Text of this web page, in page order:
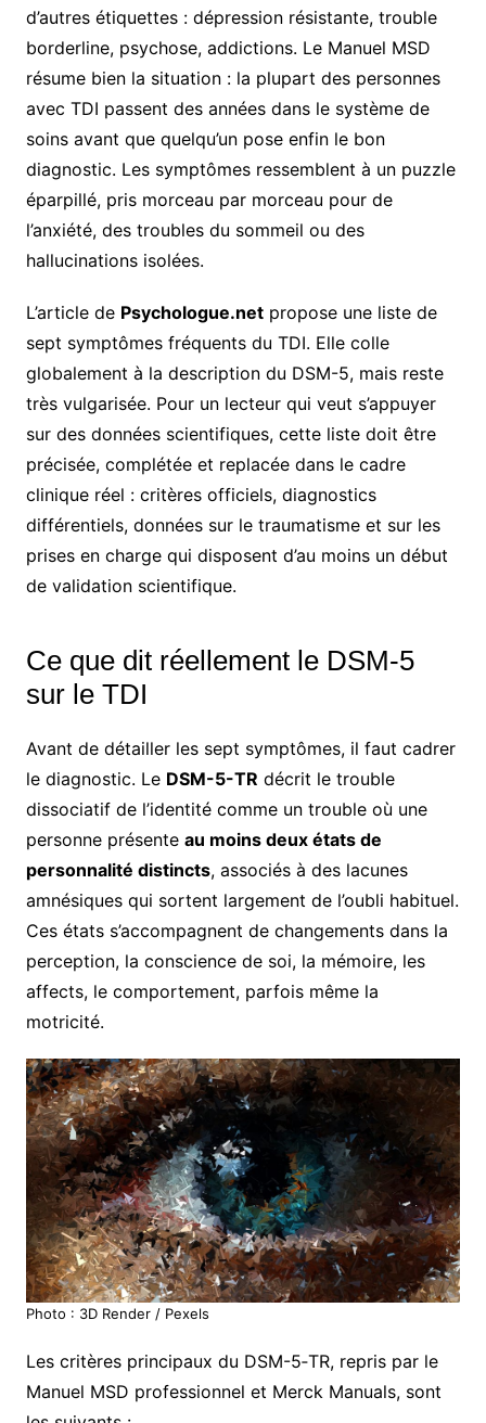
d’autres étiquettes : dépression résistante, trouble
borderline, psychose, addictions. Le Manuel MSD
résume bien la situation : la plupart des personnes
avec TDI passent des années dans le système de
soins avant que quelqu’un pose enfin le bon
diagnostic. Les symptômes ressemblent à un puzzle
éparpillé, pris morceau par morceau pour de
l’anxiété, des troubles du sommeil ou des
hallucinations isolées.
L’article de Psychologue.netpropose une liste de
sept symptômes fréquents du TDI. Elle colle
globalement à la description du DSM-5, mais reste
très vulgarisée. Pour un lecteur qui veut s’appuyer
sur des données scientifiques, cette liste doit être
précisée, complétée et replacée dans le cadre
clinique réel : critères officiels, diagnostics
différentiels, données sur le traumatisme et sur les
prises en charge qui disposent d’au moins un début
de validation scientifique.
Ce que dit réellement le DSM-5
sur le TDI
Avant de détailler les sept symptômes, il faut cadrer
le diagnostic. Le DSM-5-TR décrit le trouble
dissociatif de l’identité comme un trouble où une
personne présente au moins deux états de
personnalité distincts, associés à des lacunes
amnésiques qui sortent largement de l’oubli habituel.
Ces états s’accompagnent de changements dans la
perception, la conscience de soi, la mémoire, les
affects, le comportement, parfois même la
motricité.
Photo : 3D Render / Pexels
Les critères principaux du DSM-5‑TR, repris par le
Manuel MSD professionnel et Merck Manuals, sont